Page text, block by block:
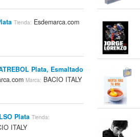
Tienda: Esdemarca.com
Plata, Esmaltado
Marca: BACIO ITALY
Plata Tienda:
ITALY